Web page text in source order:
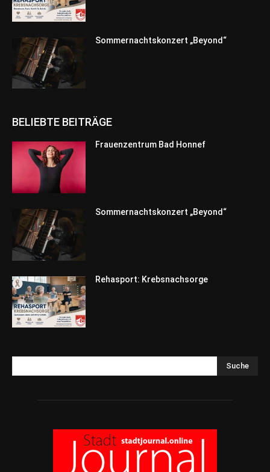
Sommernachtskonzert „Beyond“
BELIEBTE BEITRÄGE
Frauenzentrum Bad Honnef
Sommernachtskonzert „Beyond“
Rehasport: Krebsnachsorge
Suche